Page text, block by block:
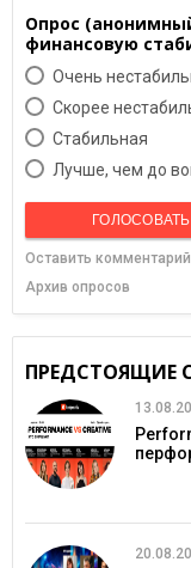
Опрос
финансовую
Очень
Скорее
Cтабильная
Лучше, чем до
ГОЛОСОВАТЬ
Оставить комментарий
Архив опросов
ПРЕДСТОЯЩИЕ